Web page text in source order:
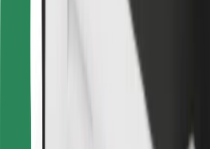
Bolt for Business
Felhasználási feltételek